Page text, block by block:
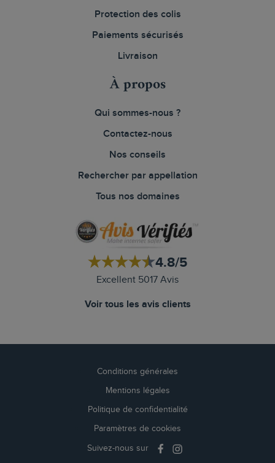
Protection des colis
Paiements sécurisés
Livraison
À propos
Qui sommes-nous ?
Contactez-nous
Nos conseils
Rechercher par appellation
Tous nos domaines
4.8/5
Excellent 5017 Avis
Voir tous les avis clients
Conditions générales
Mentions légales
Politique de confidentialité
Paramètres de cookies
Suivez-nous sur